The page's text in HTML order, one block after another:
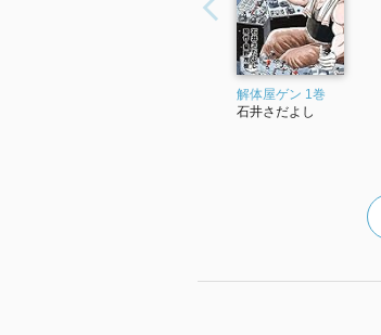
解体屋ゲン 1巻
石井さだよし